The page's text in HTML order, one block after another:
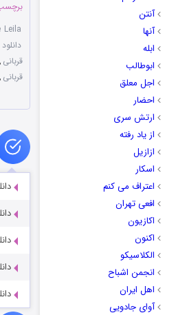
آنتن
آنها
ابله
ابوطالب
اجل معلق
احضار
ارتش سری
از یاد رفته
ازازیل
اسکار
اعتراف می کنم
افعی تهران
اکازیون
اکنون
الکلاسیکو
انجمن اشباح
اهل ایران
آوای جادویی
Leila
قربانی ,
قربانی ,